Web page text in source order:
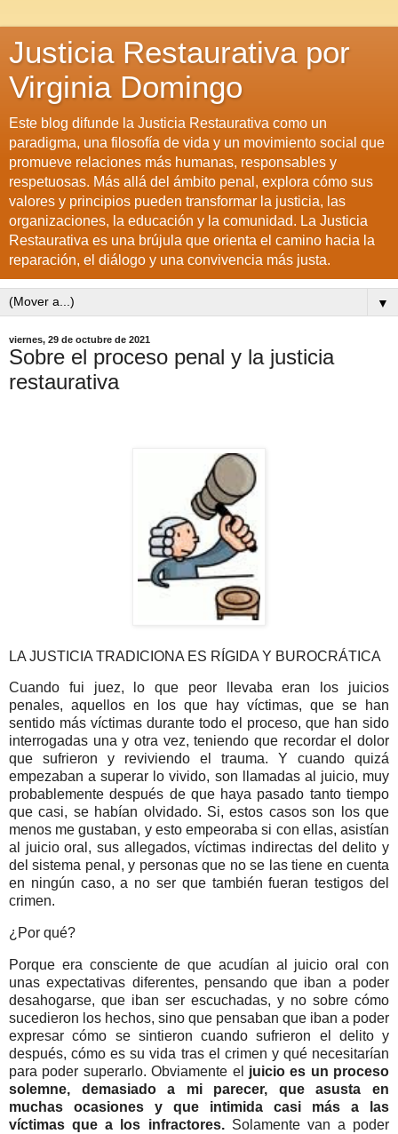
Justicia Restaurativa por
Virginia Domingo
Este blog difunde la Justicia Restaurativa como un
paradigma, una filosofía de vida y un movimiento social que
promueve relaciones más humanas, responsables y
respetuosas. Más allá del ámbito penal, explora cómo sus
valores y principios pueden transformar la justicia, las
organizaciones, la educación y la comunidad. La Justicia
Restaurativa es una brújula que orienta el camino hacia la
reparación, el diálogo y una convivencia más justa.
▼
viernes, 29 de octubre de 2021
Sobre el proceso penal y la justicia
restaurativa
LA JUSTICIA TRADICIONA ES RÍGIDA Y BUROCRÁTICA
Cuando fui juez, lo que peor llevaba eran los juicios
penales, aquellos en los que hay víctimas, que se han
sentido más víctimas durante todo el proceso, que han sido
interrogadas una y otra vez, teniendo que recordar el dolor
que sufrieron y reviviendo el trauma. Y cuando quizá
empezaban a superar lo vivido, son llamadas al juicio, muy
probablemente después de que haya pasado tanto tiempo
que casi, se habían olvidado. Si, estos casos son los que
menos me gustaban, y esto empeoraba si con ellas, asistían
al juicio oral, sus allegados, víctimas indirectas del delito y
del sistema penal, y personas que no se las tiene en cuenta
en ningún caso, a no ser que también fueran testigos del
crimen.
¿Por qué?
Porque era consciente de que acudían al juicio oral con
unas expectativas diferentes, pensando que iban a poder
desahogarse, que iban ser escuchadas, y no sobre cómo
sucedieron los hechos, sino que pensaban que iban a poder
expresar cómo se sintieron cuando sufrieron el delito y
después, cómo es su vida tras el crimen y qué necesitarían
para poder superarlo. Obviamente el juicio es un proceso
solemne, demasiado a mi parecer, que asusta en
muchas ocasiones y que intimida casi más a las
víctimas que a los infractores.Solamente van a poder